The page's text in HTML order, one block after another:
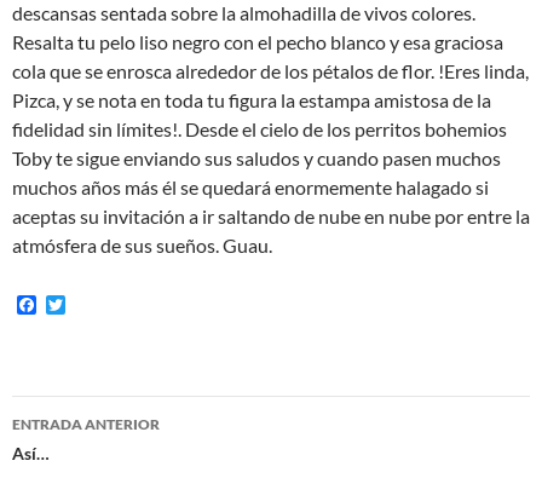
descansas sentada sobre la almohadilla de vivos colores.
Resalta tu pelo liso negro con el pecho blanco y esa graciosa
cola que se enrosca alrededor de los pétalos de flor. !Eres linda,
Pizca, y se nota en toda tu figura la estampa amistosa de la
fidelidad sin límites!. Desde el cielo de los perritos bohemios
Toby te sigue enviando sus saludos y cuando pasen muchos
muchos años más él se quedará enormemente halagado si
aceptas su invitación a ir saltando de nube en nube por entre la
atmósfera de sus sueños. Guau.
F
o
o
e
r
Navegación
de
ENTRADA ANTERIOR
Así…